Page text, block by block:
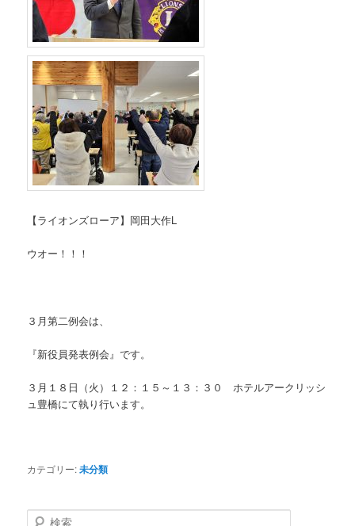
【ライオンズローア】岡田大作L
ウオー！！！
３月第二例会は、
『新役員発表例会』です。
３月１８日（火）１２：１５～１３：３０ ホテルアークリッシ
ュ豊橋にて執り行います。
カテゴリー:未分類
検